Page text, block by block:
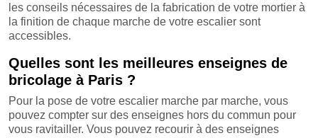
les conseils nécessaires de la fabrication de votre mortier à
la finition de chaque marche de votre escalier sont
accessibles.
Quelles sont les meilleures enseignes de
bricolage à Paris ?
Pour la pose de votre escalier marche par marche, vous
pouvez compter sur des enseignes hors du commun pour
vous ravitailler. Vous pouvez recourir à des enseignes